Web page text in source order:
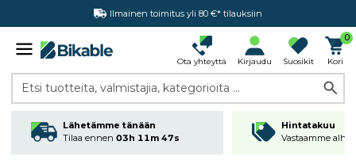
Ilmainen toimitus yli 80 €* tilauksiin
Ota yhteyttä Kirjaudu Suosikit
0
Kori
Etsi tuotteita, valmistajia, kategorioita ...
Lähetämme tänään
Tilaa ennen 03h 11m 46s
Hintatakuu
Vastaamme